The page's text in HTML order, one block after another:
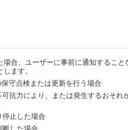
合、ユーザーに事前に通知するこ
ます。
守点検または更新を行う場合
抗力により、または発生するおそれ
停止した場合
断した場合